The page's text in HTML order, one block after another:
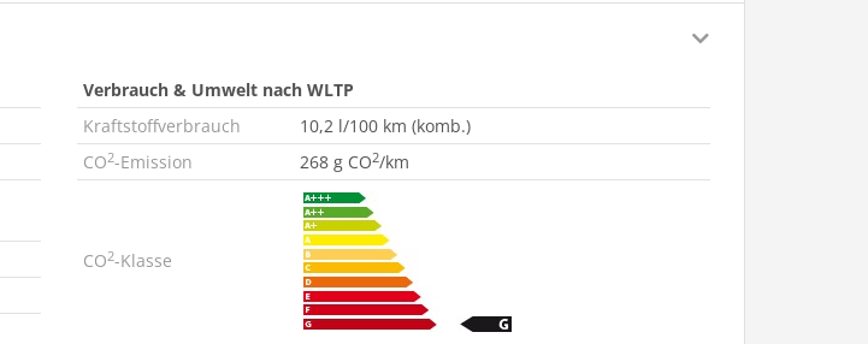
Verbrauch & Umwelt nach WLTP
Kraftstoffverbrauch
10,2 l/100 km (komb.)
CO2-Emission 268 g CO2/km
CO2-Klasse